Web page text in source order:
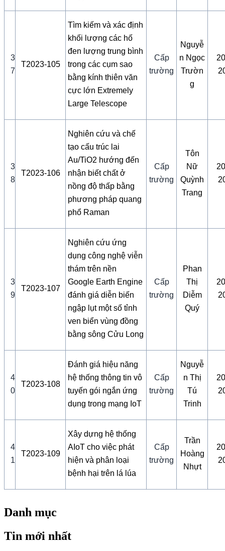
3
7
T2023-105
Tìm kiếm và xác định
khối lượng các hố
đen lượng trung bình
trong các cụm sao
bằng kính thiên văn
cực lớn Extremely
Large Telescope
Cấp
trường
Nguyễ
n Ngọc
Trườn
g
3
8
T2023-106
Nghiên cứu và chế
tạo cấu trúc lai
Au/TiO2 hướng đến
nhận biết chất ở
nồng độ thấp bằng
phương pháp quang
phổ Raman
Cấp
trường
Tôn
Nữ
Quỳnh
Trang
3
9
T2023-107
Nghiên cứu ứng
dụng công nghệ viễn
thám trên nền
Google Earth Engine
đánh giá diễn biến
ngập lụt một số tỉnh
ven biển vùng đồng
bằng sông Cửu Long
Cấp
trường
Phan
Thị
Diễm
Quý
4
0
T2023-108
Đánh giá hiệu năng
hệ thống thông tin vô
tuyến gói ngắn ứng
dụng trong mạng IoT
Cấp
trường
Nguyễ
n Thị
Tú
Trinh
4
1
T2023-109
Xây dựng hệ thống
AIoT cho việc phát
hiện và phân loại
bệnh hại trên lá lúa
Cấp
trường
Trần
Hoàng
Nhựt
Danh mục
Tin mới nhất